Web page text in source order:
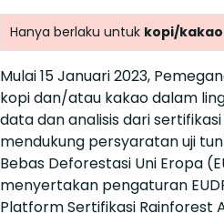
Hanya berlaku untuk kopi/kakao
Mulai 15 Januari 2023,
kopi dan/atau kakao dalam
data dan analisis dari
mendukung persyaratan uji
Bebas Deforestasi Uni Eropa
menyertakan pengaturan
Platform Sertifikasi Rainforest